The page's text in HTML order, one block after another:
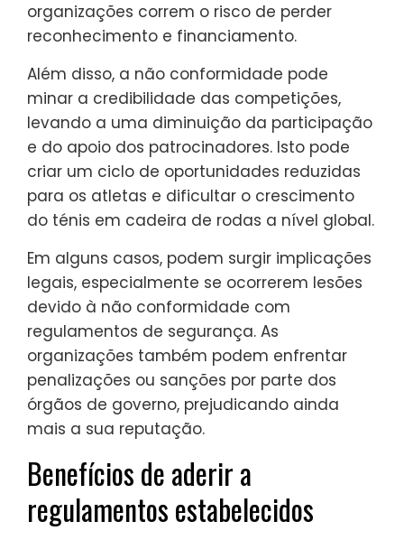
organizações correm o risco de perder
reconhecimento e financiamento.
Além disso, a não conformidade pode
minar a credibilidade das competições,
levando a uma diminuição da participação
e do apoio dos patrocinadores. Isto pode
criar um ciclo de oportunidades reduzidas
para os atletas e dificultar o crescimento
do ténis em cadeira de rodas a nível global.
Em alguns casos, podem surgir implicações
legais, especialmente se ocorrerem lesões
devido à não conformidade com
regulamentos de segurança. As
organizações também podem enfrentar
penalizações ou sanções por parte dos
órgãos de governo, prejudicando ainda
mais a sua reputação.
Benefícios de aderir a
regulamentos estabelecidos